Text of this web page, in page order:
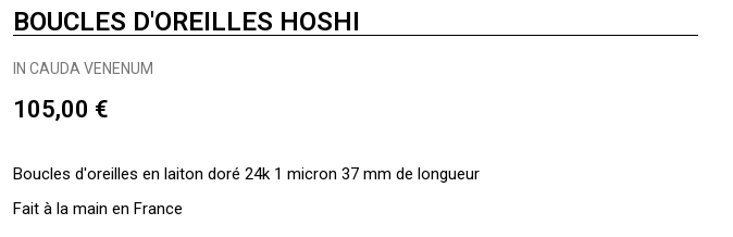
BOUCLES D'OREILLES HOSHI
IN CAUDA VENENUM
105,00 €
Boucles d'oreilles en laiton doré 24k 1 micron 37 mm de longueur
Fait à la main en France